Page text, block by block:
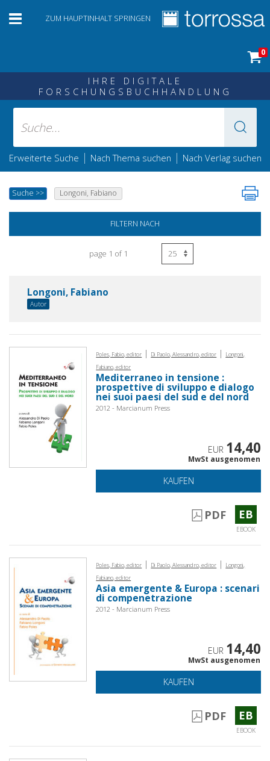
ZUM HAUPTINHALT SPRINGEN
0
IHRE DIGITALE
FORSCHUNGSBUCHHANDLUNG
Erweiterte Suche | Nach Thema suchen | Nach Verlag suchen
Suche >> Longoni, Fabiano
FILTERN NACH
page 1 of 1
Longoni, Fabiano
Autor
Poles, Fabio, editor | Di Paolo, Alessandro, editor |
Longoni,
Fabiano, editor
Mediterraneo in tensione :
prospettive di sviluppo e dialogo
nei suoi paesi del sud e del nord
2012 - Marcianum Press
EUR 14,40
MwSt ausgenomen
KAUFEN
PDF EB
EBOOK
Poles, Fabio, editor | Di Paolo, Alessandro, editor |
Longoni,
Fabiano, editor
Asia emergente & Europa : scenari
di compenetrazione
2012 - Marcianum Press
EUR 14,40
MwSt ausgenomen
KAUFEN
PDF EB
EBOOK